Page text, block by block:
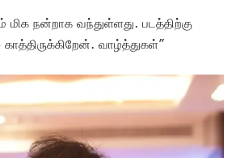
மிக நன்றாக வந்துள்ளது. படத்திற்கு
வாழ்த்துகள்”